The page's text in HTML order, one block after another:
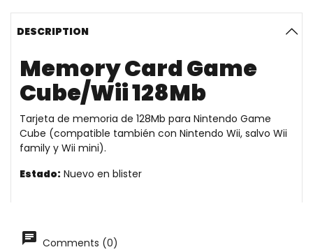
DESCRIPTION
Memory Card Game
Cube/Wii 128Mb
Tarjeta de memoria de 128Mb para Nintendo Game
Cube (compatible también con Nintendo Wii, salvo Wii
family y Wii mini).
Estado: Nuevo en blister
Comments (0)